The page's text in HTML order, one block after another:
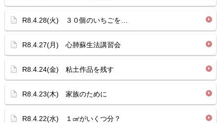
R8.4.28(火) ３０個のいちごを…
R8.4.27(月) 心肺蘇生法講習会
R8.4.24(金) 粘土作品を残す
R8.4.23(木) 家族のために
R8.4.22(水) １㎤がいくつ分？